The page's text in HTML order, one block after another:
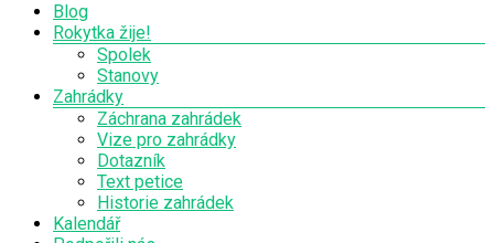
Blog
Rokytka žije!
Spolek
Stanovy
Zahrádky
Záchrana zahrádek
Vize pro zahrádky
Dotazník
Text petice
Historie zahrádek
Kalendář